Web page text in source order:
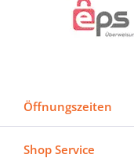
Öffnungszeiten
Shop Service